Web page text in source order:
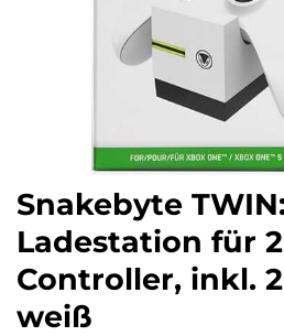
Snakebyte
Ladestation für
Controller, inkl.
weiß